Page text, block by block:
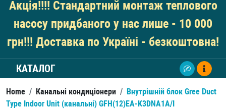
Акція!!!! Стандартний монтаж теплового
насосу придбаного у нас лише - 10 000
грн!!! Доставка по Україні - безкоштовна!
КАТАЛОГ
Home / Канальні кондиціонери / Внутрішній блок Gree Duct
Type Indoor Unit (канальні) GFH(12)EA-K3DNA1A/I